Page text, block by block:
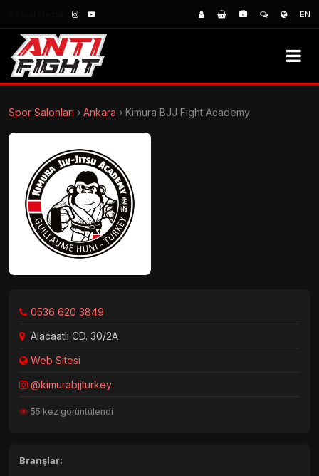
EN
Spor Salonları › Ankara › Kimura BJJ Fight Academy
0536 620 3849
Alacaatlı CD. 30/2A
Web Sitesi
@kimurabjjturkey
55 kez görüntülendi
Branşlar: